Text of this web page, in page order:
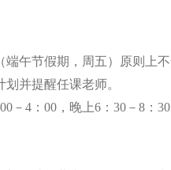
端午节假期，周五）原则
并提醒任课老师。
－4：00，晚上6：30－8：30